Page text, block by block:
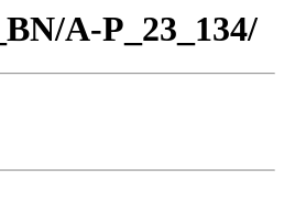
A-P_23_134/